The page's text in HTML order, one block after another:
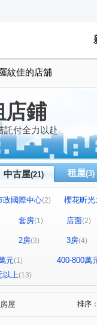
紋佳的店舖
店鋪
託付全力以赴
中古屋(21) 租屋(3)
政國際中心(2) 櫻花昕光
商貿中心 惠宇一森青
遠雄一品 世紀
育才路 公園東路
(1) 自由路二段
三民路三段(1) 臺灣
育樂街(1)
套房(1) 店面(2)
2房(3) 3房(4)
元(1) 400-800萬
以上(13)
屋 排序：